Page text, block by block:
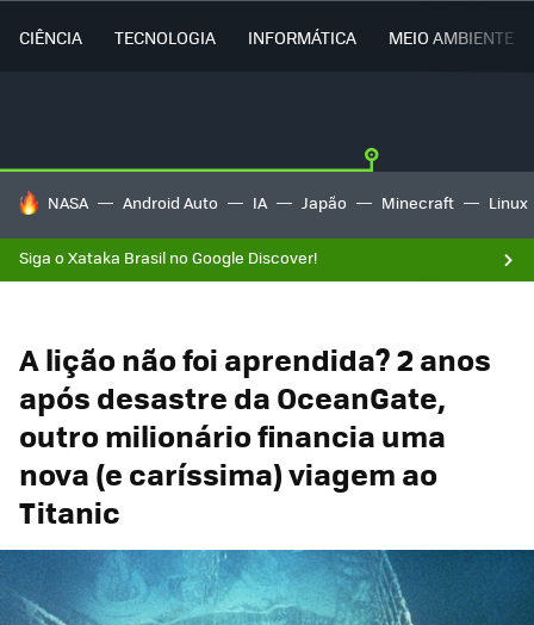
CIÊNCIA TECNOLOGIA INFORMÁTICA MEIO AMBIENTE
TENDÊNCIAS DO DIA
NASA Android Auto IA Japão Minecraft Linux
Siga o Xataka Brasil no Google Discover!
A lição não foi aprendida? 2 anos
após desastre da OceanGate,
outro milionário financia uma
nova (e caríssima) viagem ao
Titanic